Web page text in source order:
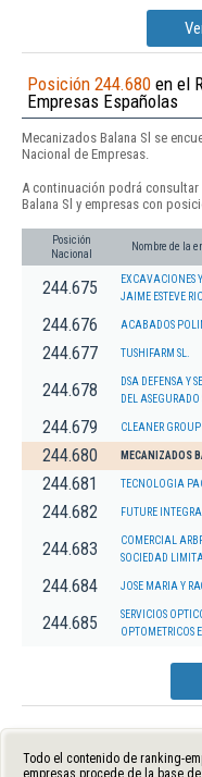
Posición 244.680 en el
Empresas Españolas
Mecanizados Balana Sl se
Nacional de Empresas.
A continuación podrá
Balana Sl y empresas con
Posición
Nacional
Nombre de la
244.675
EXCAVACIONES
JAIME ESTEVE
244.676 ACABADOS
244.677 TUSHIFARM SL.
244.678
DSA DEFENSA Y
DEL ASEGURADO
244.679 CLEANER GROUP
244.680 MECANIZADOS
244.681 TECNOLOGIA
244.682 FUTURE
244.683
COMERCIAL
SOCIEDAD
244.684 JOSE MARIA Y
244.685
SERVICIOS
OPTOMETRICOS
Todo el contenido de ranking-
empresas procede de la base de